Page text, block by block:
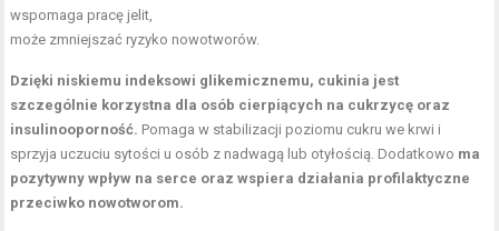
wspomaga pracę jelit,
może zmniejszać ryzyko nowotworów.
Dzięki niskiemu indeksowi glikemicznemu, cukinia jest
szczególnie korzystna dla osób cierpiących na cukrzycę oraz
insulinooporność. Pomaga w stabilizacji poziomu cukru we krwi i
sprzyja uczuciu sytości u osób z nadwagą lub otyłością. Dodatkowo ma
pozytywny wpływ na serce oraz wspiera działania profilaktyczne
przeciwko nowotworom.